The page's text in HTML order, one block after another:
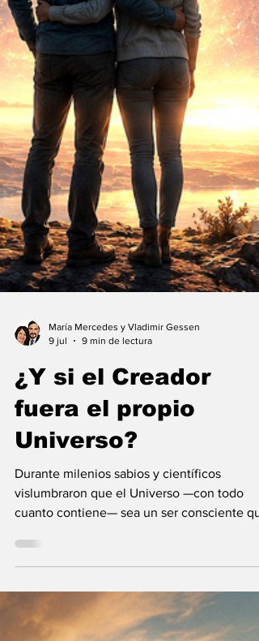
María Mercedes y Vladimir Gessen
¿Y si el Creador
fuera el propio
cuanto contiene— sea un ser consciente
se creó a sí mismo